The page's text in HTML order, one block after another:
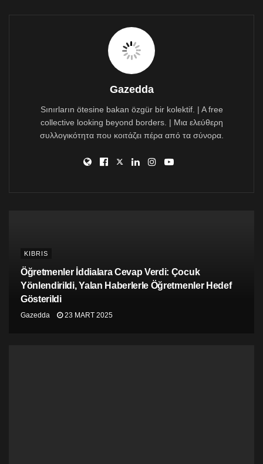
Gazedda
Sınırların ötesine bakan özgür bir kolektif. | A free
collective looking beyond borders. | Μια ελεύθερη
συλλογικότητα που κοιτάζει πέρα από τα σύνορα.
KIBRIS
Öğretmenler İddialara Cevap Verdi: Çocuk
Yönlendirildi, Yalan Haberlerle Öğretmenler Hedef
Gösterildi
Gazedda 23 MART 2025